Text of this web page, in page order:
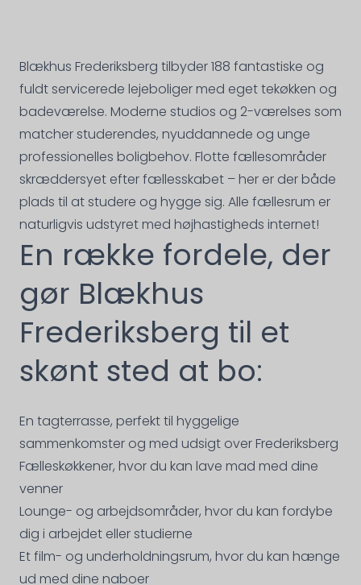
Blækhus Frederiksberg tilbyder 188 fantastiske og
fuldt servicerede lejeboliger med eget tekøkken og
badeværelse. Moderne studios og 2-værelses som
matcher studerendes, nyuddannede og unge
professionelles boligbehov. Flotte fællesområder
skræddersyet efter fællesskabet – her er der både
plads til at studere og hygge sig. Alle fællesrum er
naturligvis udstyret med højhastigheds internet!
En række fordele, der
gør Blækhus
Frederiksberg til et
skønt sted at bo:
En tagterrasse, perfekt til hyggelige
sammenkomster og med udsigt over Frederiksberg
Fælleskøkkener, hvor du kan lave mad med dine
venner
Lounge- og arbejdsområder, hvor du kan fordybe
dig i arbejdet eller studierne
Et film- og underholdningsrum, hvor du kan hænge
ud med dine naboer